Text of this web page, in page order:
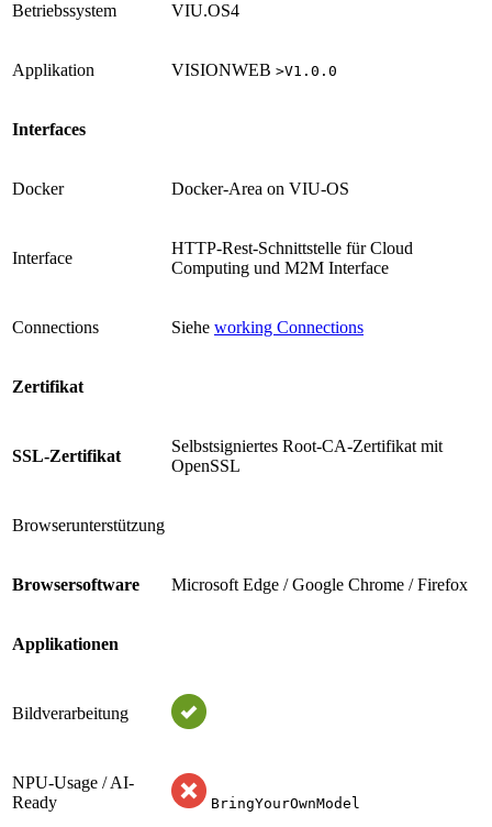
Betriebssystem VIU.OS4
Applikation VISIONWEB >V1.0.0
Interfaces
Docker Docker-Area on VIU-OS
Interface
HTTP-Rest-Schnittstelle für Cloud
Computing und M2M Interface
Connections Siehe working Connections
Zertifikat
SSL-Zertifikat
Selbstsigniertes Root-CA-Zertifikat mit
OpenSSL
Browserunterstützung
Browsersoftware Microsoft Edge / Google Chrome / Firefox
Applikationen
Bildverarbeitung
NPU-Usage / AI-
Ready
BringYourOwnModel